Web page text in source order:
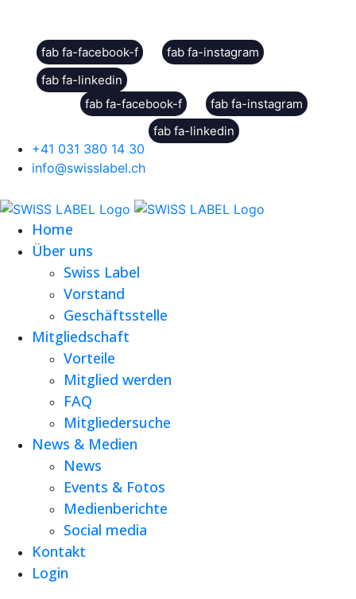
fab fa-facebook-f
fab fa-instagram
fab fa-linkedin
fab fa-facebook-f
fab fa-instagram
fab fa-linkedin
+41 031 380 14 30
info@swisslabel.ch
Home
Über uns
Swiss Label
Vorstand
Geschäftsstelle
Mitgliedschaft
Vorteile
Mitglied werden
FAQ
Mitgliedersuche
News & Medien
News
Events & Fotos
Medienberichte
Social media
Kontakt
Login